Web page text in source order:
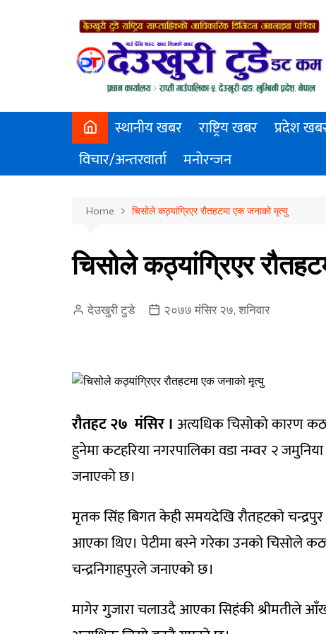
स्थानीय खबर राष्ट्रिय खबर प्रदेश
विचार/अन्तरवार्ता
मनोरन्जन
Home चिसोले कठ्यांग्रिएर रौतहटमा एक जनाको मृत्यु
चिसोले कठ्यांग्रिएर
देउखुरी टुडे २०७७ मंसिर २७, शनिवार
रौतहट २७ मंसिर । अत्यधिक चिसोको कारण
हुनेमा कटहरिया नगरपालिका वडा नम्वर २
जनाएको छ।
मृतक सिंह बिगत केही समयदेखि रौतहटको
आएका थिए। पेटीमा बस्ने गरेका उनको चिसोले
चन्द्रनिगाहपुरले जनाएको छ।
मागेर गुजारा चलाउदै आएका सिहंकी श्रीमतीले